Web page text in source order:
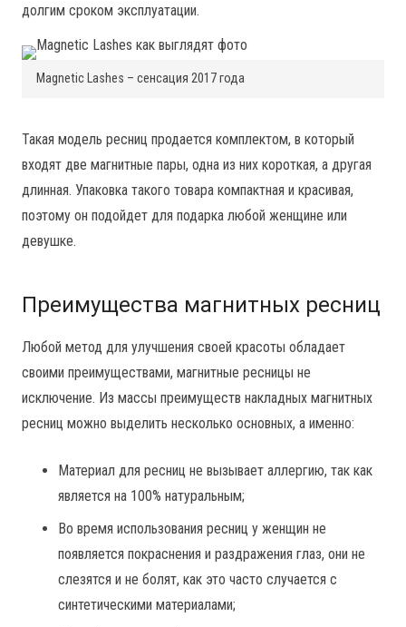
долгим сроком эксплуатации.
Magnetic Lashes – сенсация 2017 года
Такая модель ресниц продается комплектом, в который
входят две магнитные пары, одна из них короткая, а другая
длинная. Упаковка такого товара компактная и красивая,
поэтому он подойдет для подарка любой женщине или
девушке.
Преимущества магнитных ресниц
Любой метод для улучшения своей красоты обладает
своими преимуществами, магнитные ресницы не
исключение. Из массы преимуществ накладных магнитных
ресниц можно выделить несколько основных, а именно:
Материал для ресниц не вызывает аллергию, так как
является на 100% натуральным;
Во время использования ресниц у женщин не
появляется покраснения и раздражения глаз, они не
слезятся и не болят, как это часто случается с
синтетическими материалами;